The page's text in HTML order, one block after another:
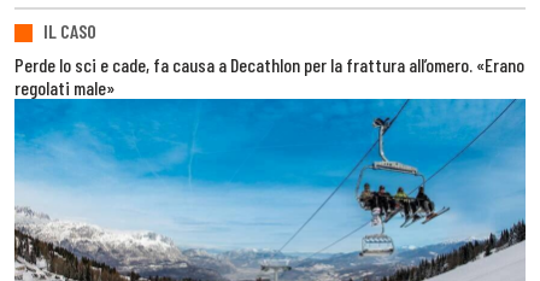
IL CASO
Perde lo sci e cade, fa causa a Decathlon per la frattura all’omero. «Erano
regolati male»